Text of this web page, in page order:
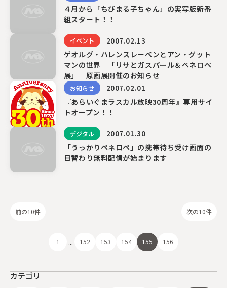
カテゴリ
４月から「ちびまる子ちゃん」の実写版新番
組スタート！！
イベント 2007.02.13
ゲオルグ・ハレンスレーベンとアン・グット
マンの世界 「リサとガスパール＆ペネロペ
展」 原画展開催のお知らせ
お知らせ 2007.02.01
『あらいぐまラスカル放映30周年』専用サイ
トオープン！！
デジタル 2007.01.30
「うっかりペネロペ」の携帯待ち受け画面の
日替わり無料配信が始まります
1
前の10件
... 152 153 154 155 156
次の10件